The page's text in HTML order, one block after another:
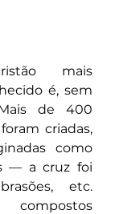
mais
é, sem
de 400
criadas,
como
— a cruz foi
etc.